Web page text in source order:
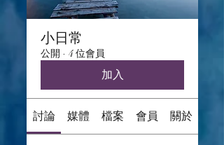
小日常
公開 · 4 位會員
加入
討論 媒體 檔案 會員 關於